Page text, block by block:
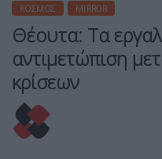
ΚΌΣΜΟΣ MIRROR
Θέουτα: Τα
αντιμετώπιση
κρίσεων